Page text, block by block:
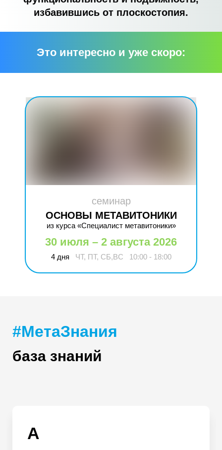
избавившись от плоскостопия.
Это интересно и уже скоро:
семинар
ОСНОВЫ МЕТАВИТОНИКИ
из курса «Специалист метавитоники»
30 июля – 2 августа 2026
4 дня ЧТ, ПТ, СБ,ВС 10:00 - 18:00
#МетаЗнания
база знаний
А